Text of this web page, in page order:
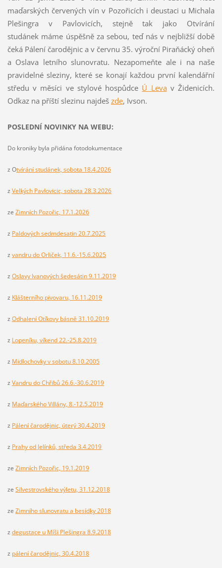
maďarských červených vín v Pozořicích i deustaci u Michala
Plešingra v Pavlovicích, stejně tak jako Otvírání
studánek máme úspěšně za sebou, teď nás v nejbližší době
čeká Pálení čarodějnic a v červnu 35. výroční Piraňácký oheň
a Oslava letního slunovratu. Nezapomeňte ale i na naše
pravidelné sleziny, které se konají každou první kalendářní
středu v měsíci ve stylové hospůdce Ú Levav Židenicích.
Odkaz na příští slezinu najdeš zde, Ivson.
POSLEDNÍ NOVINKY NA WEBU:
Do kroniky byla přidána fotodokumentace
z Otvírání studánek, sobota 18.4.2026
z Velkých Pavlovicic, sobota 28.3.2026
ze Zimních Pozořic, 17.1.2026
z Paldových sedmdesatin 20.7.2025
z vandru do Orliček, 11.6.-15.6.2025
z Oslavy Ivanových šedesátin 9.11.2019
z Klášterního pivovaru, 16.11.2019
z Odhalení Otíkovy básně 31.10.2019
z Lopeníku, víkend 22.-25.8.2019
z Midlochovky v sobotu 8.10.2005
z Vandru do Chřibů 26.6.-30.6.2019
z Maďarského Villány, 8.-12.5.2019
z Pálení čarodějnic, úterý 30.4.2019
z Prahy od Jelínků, středa 3.4.2019
ze Zimních Pozořic, 19.1.2019
ze Silvestrovského výletu, 31.12.2018
ze Zimního slunovratu a besídky 2018
z degustace u Míši Plešingra 8.9.2018
z pálení čarodějnic, 30.4.2018